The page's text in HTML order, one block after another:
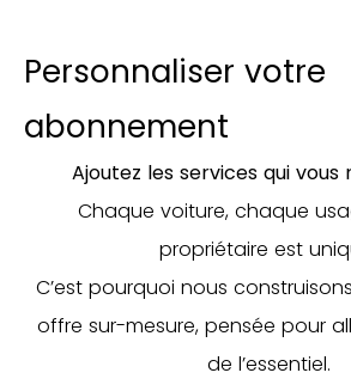
Personnaliser votre
abonnement
Ajoutez les services qui vous
Chaque voiture, chaque
propriétaire est
C’est pourquoi nous
offre sur-mesure, pensée pour
de l’essentiel.